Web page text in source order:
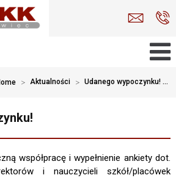
> Aktualności > Udanego wypoczynku! ...
współpracę i wypełnienie ankiety dot.
i nauczycieli szkół/placówek